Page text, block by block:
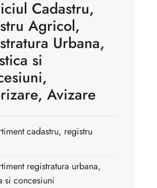
Cadastru,
Agricol,
Urbana,
si
Avizare
cadastru, registru
registratura urbana,
si concesiuni